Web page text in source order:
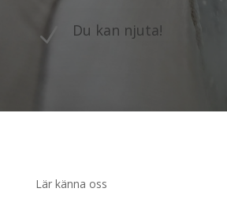
N Du kan njuta!
Lär känna oss